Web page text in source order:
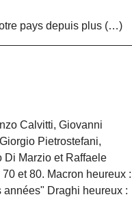
pays depuis plus (…)
Calvitti, Giovanni
Pietrostefani,
Di Marzio et Raffaele
et 80. Macron heureux :
années" Draghi heureux :